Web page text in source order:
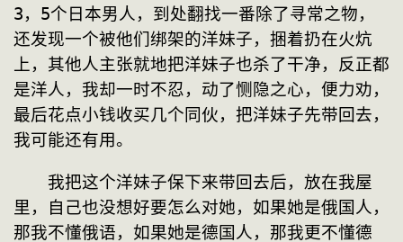
3，5个日本男人，到处翻找一番除了寻常之物，
还发现一个被他们绑架的洋妹子，捆着扔在火炕
上，其他人主张就地把洋妹子也杀了干净，反正都
是洋人，我却一时不忍，动了恻隐之心，便力劝，
最后花点小钱收买几个同伙，把洋妹子先带回去，
我可能还有用。
我把这个洋妹子保下来带回去后，放在我屋
里，自己也没想好要怎么对她，如果她是俄国人，
那我不懂俄语，如果她是德国人，那我更不懂德